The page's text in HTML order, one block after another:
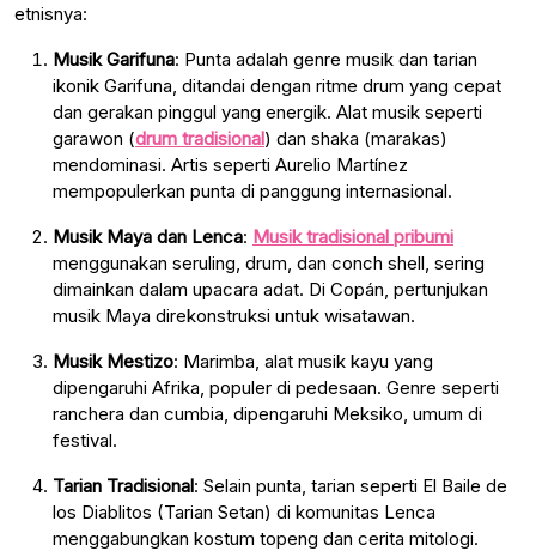
etnisnya:
Musik Garifuna: Punta adalah genre musik dan tarian
ikonik Garifuna, ditandai dengan ritme drum yang cepat
dan gerakan pinggul yang energik. Alat musik seperti
garawon (drum tradisional) dan shaka (marakas)
mendominasi. Artis seperti Aurelio Martínez
mempopulerkan punta di panggung internasional.
Musik Maya dan Lenca: Musik tradisional pribumi
menggunakan seruling, drum, dan conch shell, sering
dimainkan dalam upacara adat. Di Copán, pertunjukan
musik Maya direkonstruksi untuk wisatawan.
Musik Mestizo: Marimba, alat musik kayu yang
dipengaruhi Afrika, populer di pedesaan. Genre seperti
ranchera dan cumbia, dipengaruhi Meksiko, umum di
festival.
Tarian Tradisional: Selain punta, tarian seperti El Baile de
los Diablitos (Tarian Setan) di komunitas Lenca
menggabungkan kostum topeng dan cerita mitologi.